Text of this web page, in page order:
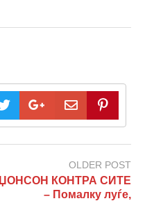
OLDER POST
ЏОНСОН КОНТРА СИТЕ
– Помалку луѓе,